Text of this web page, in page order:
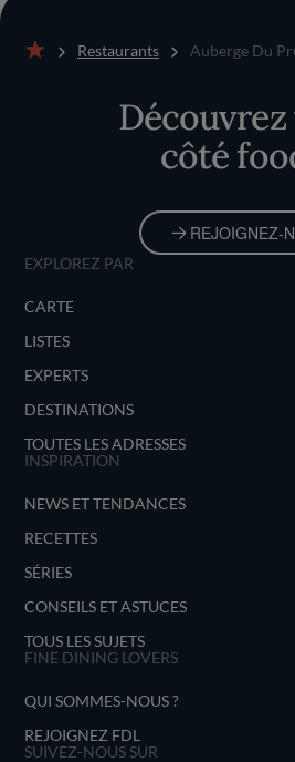
Restaurants Auberge Du
côté
REJOIGNEZ-
EXPLOREZ PAR
CARTE
LISTES
EXPERTS
DESTINATIONS
TOUTES LES ADRESSES
INSPIRATION
NEWS ET TENDANCES
RECETTES
SÉRIES
CONSEILS ET ASTUCES
TOUS LES SUJETS
FINE DINING LOVERS
QUI SOMMES-NOUS ?
REJOIGNEZ FDL
SUIVEZ-NOUS SUR